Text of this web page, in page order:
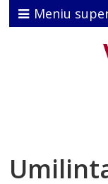
Meniu